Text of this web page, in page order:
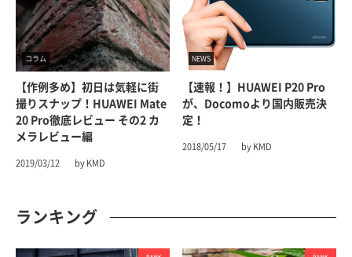
コラム
【作例多め】初日は気軽に街
撮りスナップ！HUAWEI Mate
20 Pro徹底レビュー その2 カ
メラレビュー編
2019/03/12 by KMD
NEWS
【速報！】HUAWEI P20 Pro
が、docomoより国内販売決
定！
2018/05/17 by KMD
ランキング